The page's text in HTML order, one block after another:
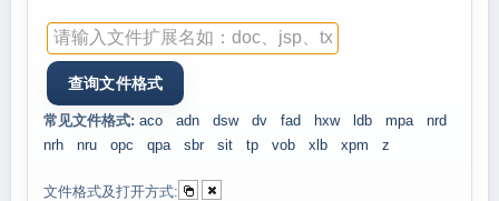
常见文件格式: aco adn dsw dv fad hxw ldb mpa
nrd
nrh
nru opc qpa sbr sit tp vob xlb xpm z
文件格式及打开方式: